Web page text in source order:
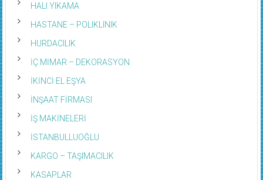
HALI YIKAMA
HASTANE – POLIKLINIK
HURDACILIK
İÇ MİMAR – DEKORASYON
İKİNCİ EL EŞYA
İNŞAAT FİRMASI
İŞ MAKİNELERİ
İSTANBULLUOĞLU
KARGO – TAŞIMACILIK
KASAPLAR